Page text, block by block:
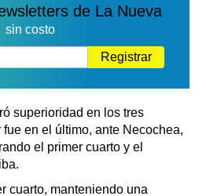
de La Nueva
sin costo
Registrar
superioridad en los tres
en el último, ante Necochea,
el primer cuarto y el
cuarto, manteniendo una